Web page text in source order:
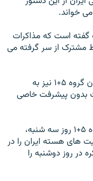
خواند.
گفته است که مذاکرات
مشترک از سر گرفته می
یکی از دیپلمات های نزدیک به نمایندگان گروه ۵+۱ نیز به
بدون پیشرفت خاصی
نمايندگان جمهوری اسلامی ایران و گروه ۵+۱ روز سه شنبه،
های هسته ايران را در
در روز دوشنبه را